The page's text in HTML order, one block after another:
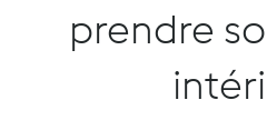
prendre